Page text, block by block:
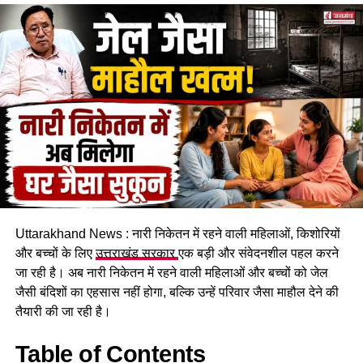
कार्यालय के एक हॉल में रहकर बिताई। प्रभावित लोगों का कहना है कि
पहाड़ी से बोल्डर गिरने का सिलसिला थम नहीं रहा है और ऐसे में किसी भी
समय बड़ा हादसा हो सकता है।
कचहरी कर्मचारी गोविंद सिंह नेगी के मुताबिक, जिस सरकारी आवास में पांच
परिवार रह रहे हैं, वो फिलहाल पूरी तरह सुरक्षित नहीं है। बोल्डर गिरने से
भवन को काफी नुकसान पहुंचा है और मौजूदा हालात में वहां रहना जोखिम
Uttarakhand News : नारी निकेतन में रहने वाली महिलाओं, किशोरियों
और बच्चों के लिएउत्तराखंड सरकारएक बड़ी और संवेदनशील पहल करने
जा रही है। अब नारी निकेतन में रहने वाली महिलाओं और बच्चों को जेल
जैसी बंदिशों का एहसास नहीं होगा, बल्कि उन्हें परिवार जैसा माहौल देने की
तैयारी की जा रही है।
Table of Contents